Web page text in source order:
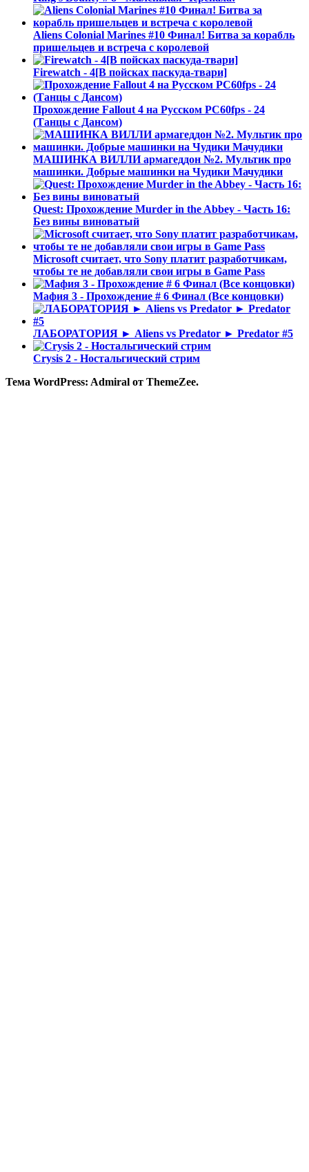
Aliens Colonial Marines #10 Финал! Битва за корабль
пришельцев и встреча с королевой
Firewatch - 4[В пойсках паскуда-твари]
Прохождение Fallout 4 на Русском PС60fps - 24
(Танцы с Дансом)
МАШИНКА ВИЛЛИ армагеддон №2. Мультик про
машинки. Добрые машинки на Чудики Мачудики
Quest: Прохождение Murder in the Abbey - Часть 16:
Без вины виноватый
Microsoft считает, что Sony платит разработчикам,
чтобы те не добавляли свои игры в Game Pass
Мафия 3 - Прохождение # 6 Финал (Все концовки)
ЛАБОРАТОРИЯ ► Aliens vs Predator ► Predator #5
Crysis 2 - Ностальгический стрим
Тема WordPress: Admiral от ThemeZee.